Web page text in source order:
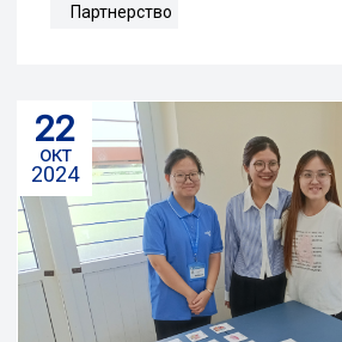
Партнерство
22
окт
2024